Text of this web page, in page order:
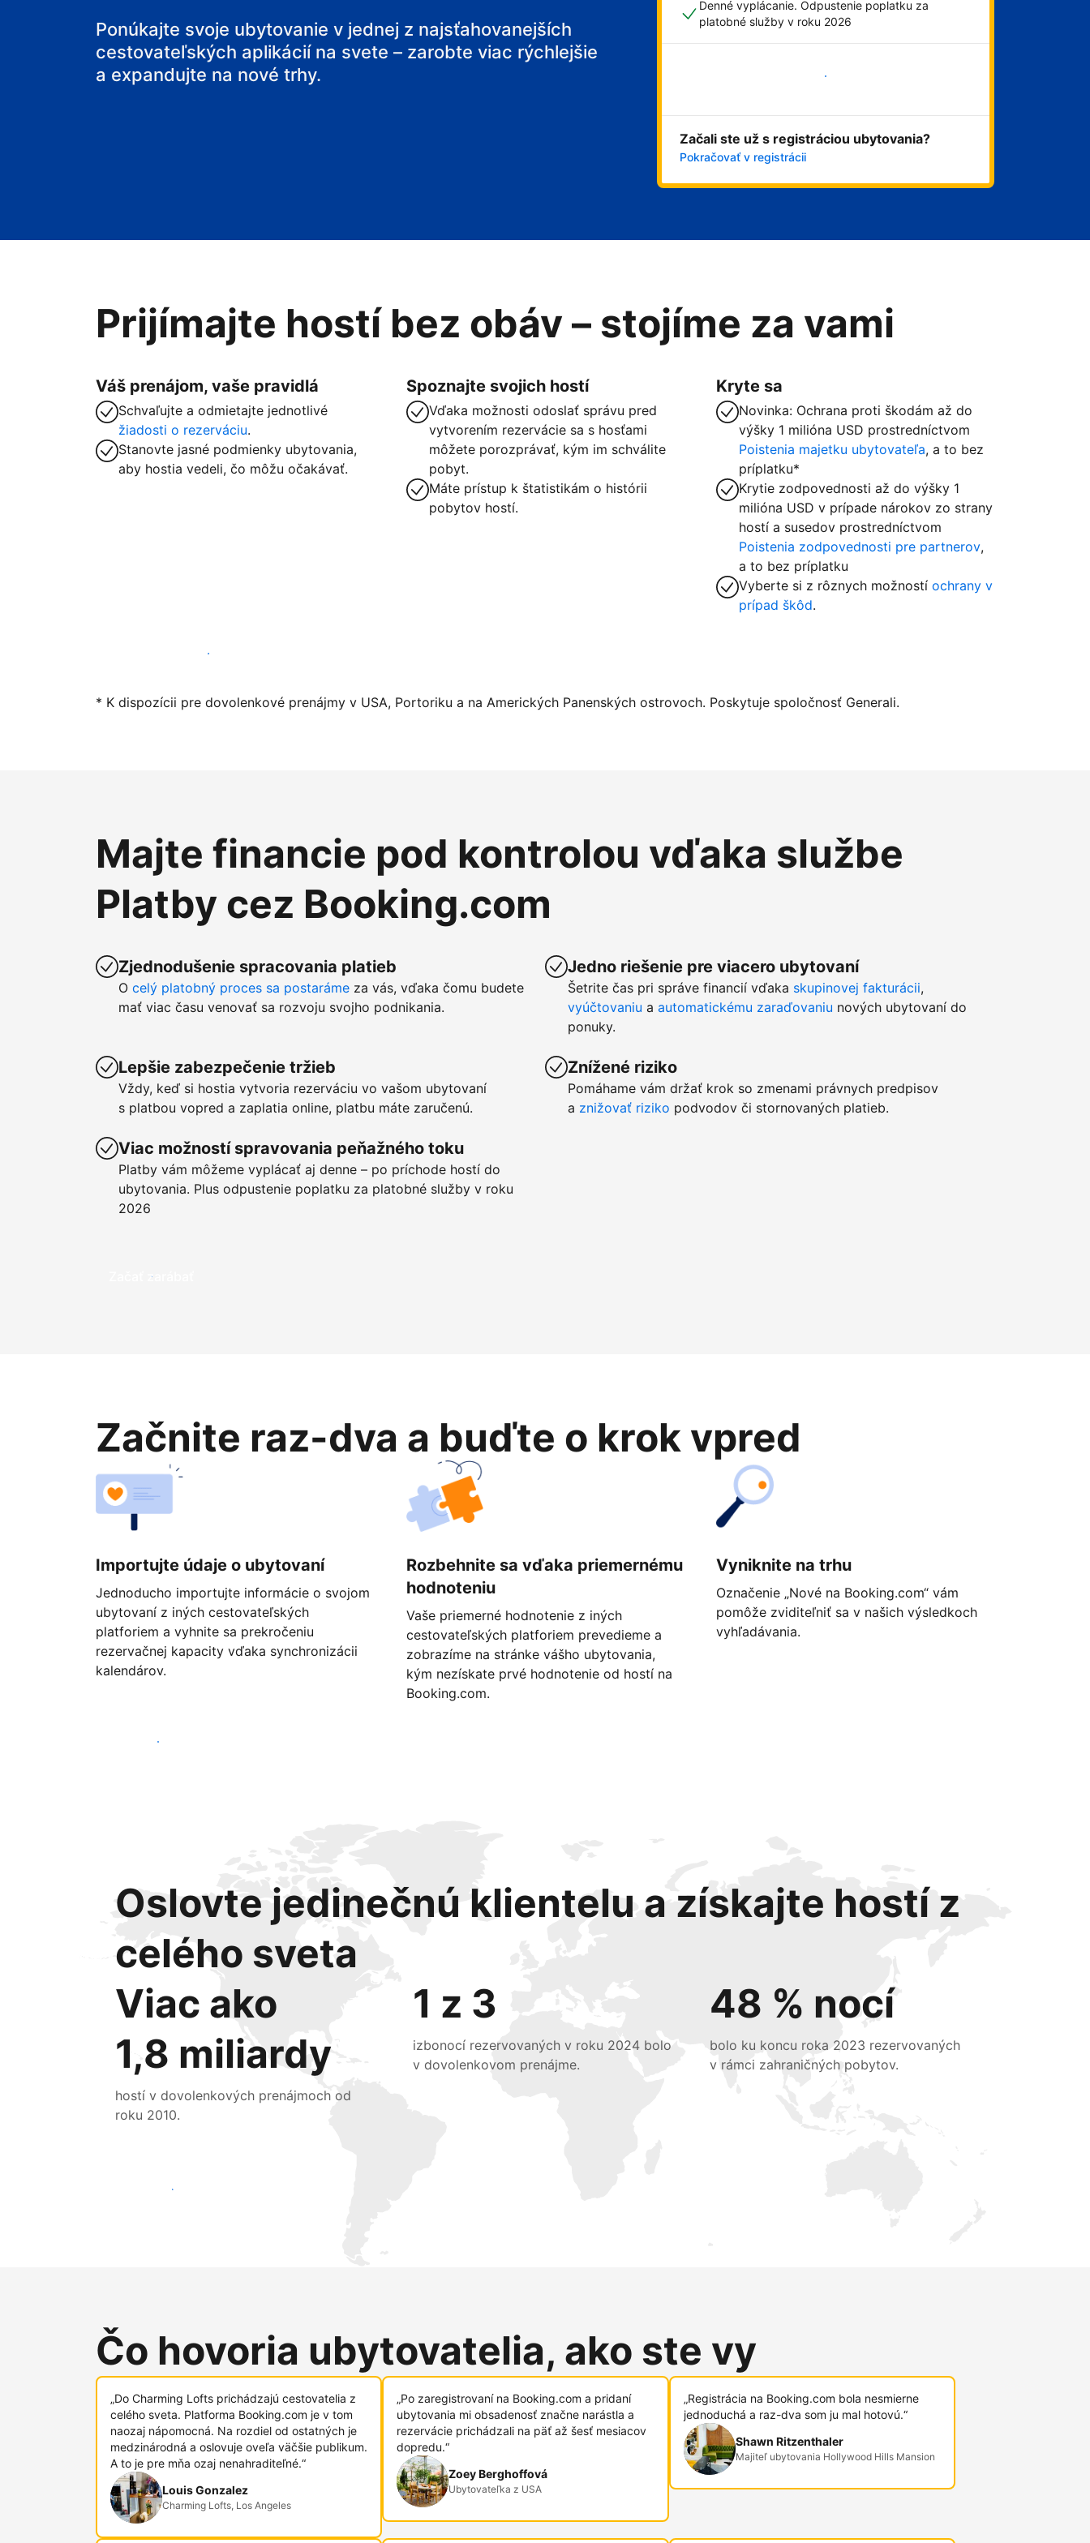
svoj penzión
svoje bed and breakfast
Ponúkajte svoje ubytovanie v jednej z najsťahovanejších
cestovateľských aplikácií na svete – zarobte viac rýchlejšie
a expandujte na nové trhy.
Denné vyplácanie. Odpustenie poplatku za
platobné služby v roku 2026
Začali ste už s registráciou ubytovania?
Pokračovať v registrácii
Prijímajte hostí bez obáv – stojíme za vami
Váš prenájom, vaše pravidlá
Schvaľujte a odmietajte jednotlivé
žiadosti o rezerváciu.
Stanovte jasné podmienky ubytovania,
aby hostia vedeli, čo môžu očakávať.
Spoznajte svojich hostí
Vďaka možnosti odoslať správu pred
vytvorením rezervácie sa s hosťami
môžete porozprávať, kým im schválite
pobyt.
Máte prístup k štatistikám o histórii
pobytov hostí.
Kryte sa
Novinka: Ochrana proti škodám až do
výšky 1 milióna USD prostredníctvom
Poistenia majetku ubytovateľa, a to bez
príplatku*
Krytie zodpovednosti až do výšky 1
milióna USD v prípade nárokov zo strany
hostí a susedov prostredníctvom
Poistenia zodpovednosti pre partnerov,
a to bez príplatku
Vyberte si z rôznych možnostíochrany v
prípad škôd.
Začať ponúkať svoje ubytovanie
* K dispozícii pre dovolenkové prenájmy v USA, Portoriku a na Amerických Panenských ostrovoch. Poskytuje spoločnosť Generali.
Majte financie pod kontrolou vďaka službe
Platby cez Booking.com
Zjednodušenie spracovania platieb
O celý platobný proces sa postaráme za vás, vďaka čomu budete
mať viac času venovať sa rozvoju svojho podnikania.
Lepšie zabezpečenie tržieb
Vždy, keď si hostia vytvoria rezerváciu vo vašom ubytovaní
s platbou vopred a zaplatia online, platbu máte zaručenú.
Viac možností spravovania peňažného toku
Platby vám môžeme vyplácať aj denne – po príchode hostí do
ubytovania. Plus odpustenie poplatku za platobné služby v roku
2026
Jedno riešenie pre viacero ubytovaní
Šetrite čas pri správe financií vďaka skupinovej fakturácii,
vyúčtovaniu a automatickému zaraďovaniu nových ubytovaní do
ponuky.
Znížené riziko
Pomáhame vám držať krok so zmenami právnych predpisov
a znižovať riziko podvodov či stornovaných platieb.
Začať zarábať
Začnite raz-dva a buďte o krok vpred
Importujte údaje o ubytovaní
Jednoducho importujte informácie o svojom
ubytovaní z iných cestovateľských
platforiem a vyhnite sa prekročeniu
rezervačnej kapacity vďaka synchronizácii
kalendárov.
Rozbehnite sa vďaka priemernému
hodnoteniu
Vaše priemerné hodnotenie z iných
cestovateľských platforiem prevedieme a
zobrazíme na stránke vášho ubytovania,
kým nezískate prvé hodnotenie od hostí na
Booking.com.
Vyniknite na trhu
Označenie „Nové na Booking.com“ vám
pomôže zviditeľniť sa v našich výsledkoch
vyhľadávania.
Začať ešte dnes
Oslovte jedinečnú klientelu a získajte hostí z
celého sveta
Viac ako
1,8 miliardy
hostí v dovolenkových prenájmoch od
roku 2010.
1 z 3
izbonocí rezervovaných v roku 2024 bolo
v dovolenkovom prenájme.
48 % nocí
bolo ku koncu roka 2023 rezervovaných
v rámci zahraničných pobytov.
Osloviť nových hostí
Čo hovoria ubytovatelia, ako ste vy
„Do Charming Lofts prichádzajú cestovatelia z
celého sveta. Platforma Booking.com je v tom
naozaj nápomocná. Na rozdiel od ostatných je
medzinárodná a oslovuje oveľa väčšie publikum.
A to je pre mňa ozaj nenahraditeľné.“
Louis Gonzalez
Charming Lofts, Los Angeles
„Po zaregistrovaní na Booking.com a pridaní
ubytovania mi obsadenosť značne narástla a
rezervácie prichádzali na päť až šesť mesiacov
dopredu.“
Zoey Berghoffová
Ubytovateľka z USA
„Registrácia na Booking.com bola nesmierne
jednoduchá a raz-dva som ju mal hotovú.“
Shawn Ritzenthaler
Majiteľ ubytovania Hollywood Hills Mansion